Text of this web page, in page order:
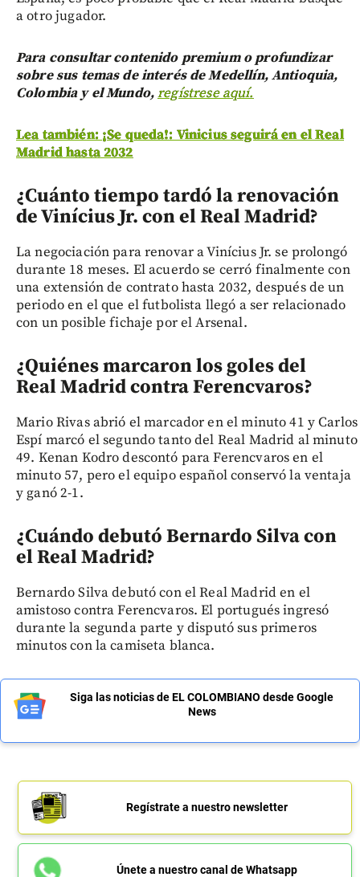
a otro jugador.
Para consultar contenido premium o profundizar
sobre sus temas de interés de Medellín, Antioquia,
Colombia y el Mundo,regístrese aquí.
Lea también: ¡Se queda!: Vinicius seguirá en el Real
Madrid hasta 2032
¿Cuánto tiempo tardó la renovación
de Vinícius Jr. con el Real Madrid?
La negociación para renovar a Vinícius Jr. se prolongó
durante 18 meses. El acuerdo se cerró finalmente con
una extensión de contrato hasta 2032, después de un
periodo en el que el futbolista llegó a ser relacionado
con un posible fichaje por el Arsenal.
¿Quiénes marcaron los goles del
Real Madrid contra Ferencvaros?
Mario Rivas abrió el marcador en el minuto 41 y Carlos
Espí marcó el segundo tanto del Real Madrid al minuto
49. Kenan Kodro descontó para Ferencvaros en el
minuto 57, pero el equipo español conservó la ventaja
y ganó 2-1.
¿Cuándo debutó Bernardo Silva con
el Real Madrid?
Bernardo Silva debutó con el Real Madrid en el
amistoso contra Ferencvaros. El portugués ingresó
durante la segunda parte y disputó sus primeros
minutos con la camiseta blanca.
Siga las noticias de EL COLOMBIANO desde Google
News
Regístrate a nuestro newsletter
Únete a nuestro canal de Whatsapp